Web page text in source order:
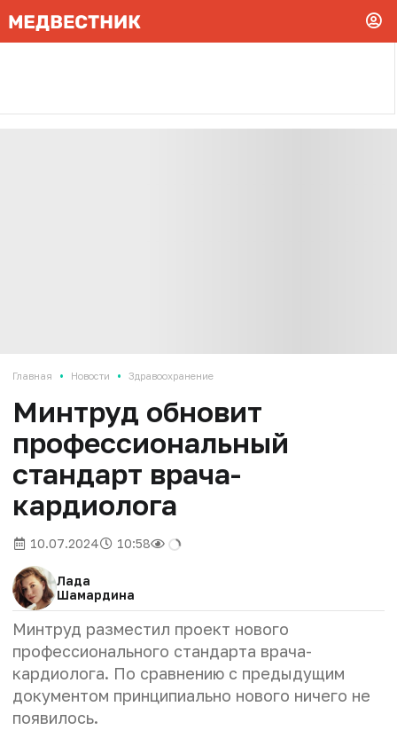
Главная • Новости • Здравоохранение
Минтруд обновит
профессиональный
стандарт врача-
кардиолога
10.07.2024 10:58
Лада
Шамардина
Минтруд разместил проект нового
профессионального стандарта врача-
кардиолога. По сравнению с предыдущим
документом принципиально нового ничего не
появилось.